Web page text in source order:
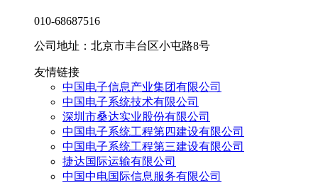
010-68687516
公司地址：北京市丰台区小屯路8号
友情链接
中国电子信息产业集团有限公司
中国电子系统技术有限公司
深圳市桑达实业股份有限公司
中国电子系统工程第四建设有限公司
中国电子系统工程第三建设有限公司
捷达国际运输有限公司
中国中电国际信息服务有限公司